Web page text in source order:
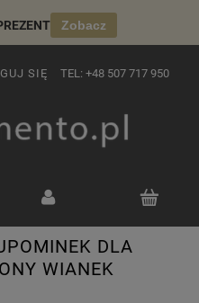
Zobacz
SIĘ TEL: +48 507 717 950
DLA
WIANEK